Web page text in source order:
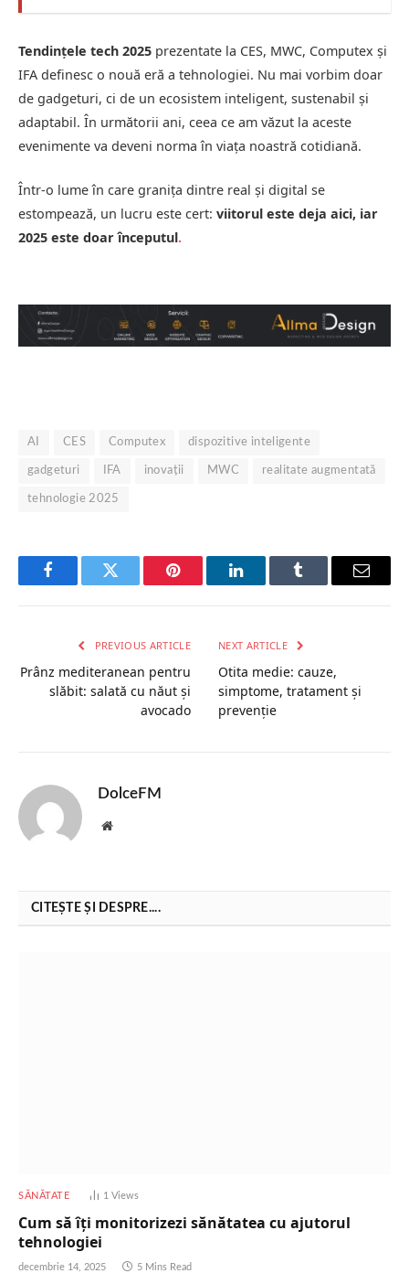
Tendințele tech 2025 prezentate la CES, MWC, Computex și
IFA definesc o nouă eră a tehnologiei. Nu mai vorbim doar
de gadgeturi, ci de un ecosistem inteligent, sustenabil și
adaptabil. În următorii ani, ceea ce am văzut la aceste
evenimente va deveni norma în viața noastră cotidiană.
Într-o lume în care granița dintre real și digital se
estompează, un lucru este cert: viitorul este deja aici, iar
2025 este doar începutul.
AI CES Computex dispozitive inteligente
gadgeturi IFA inovații MWC realitate augmentată
tehnologie 2025
FacebookTwitter Pinterest LinkedInTumblr Email
PREVIOUS ARTICLE
Prânz mediteranean pentru
slăbit: salată cu năut și
avocado
NEXT ARTICLE
Otita medie: cauze,
simptome, tratament și
prevenție
DolceFM
Website
CITEȘTE ȘI DESPRE....
SĂNĂTATE 1Views
Cum să îți monitorizezi sănătatea cu ajutorul
tehnologiei
decembrie 14, 2025 5 Mins Read